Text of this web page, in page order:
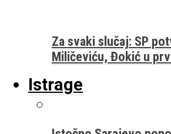
Za svaki slučaj: SP
Miličeviću, Đokić u
Istrage